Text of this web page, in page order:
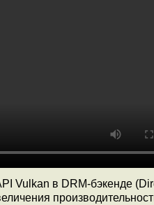
Vulkan в DRM-бэкенде